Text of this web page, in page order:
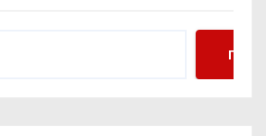
Поиск